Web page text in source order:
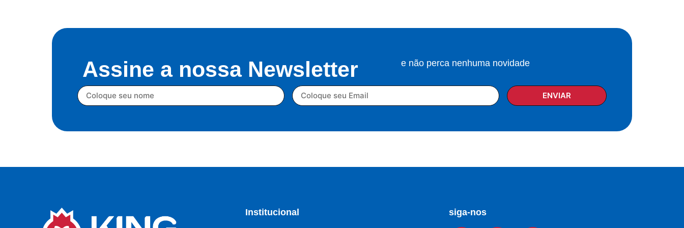
Assine a nossa Newsletter e não perca nenhuma novidade
ENVIAR
Institucional siga-nos